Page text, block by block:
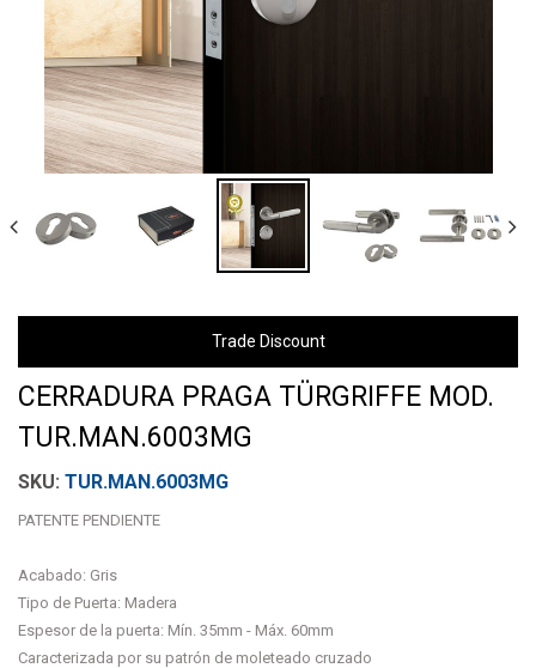
Trade Discount
CERRADURA PRAGA TÜRGRIFFE MOD.
TUR.MAN.6003MG
TUR.MAN.6003MG
PATENTE PENDIENTE
Acabado: Gris
Tipo de Puerta: Madera
Espesor de la puerta: Mín. 35mm - Máx. 60mm
Caracterizada por su patrón de moleteado cruzado